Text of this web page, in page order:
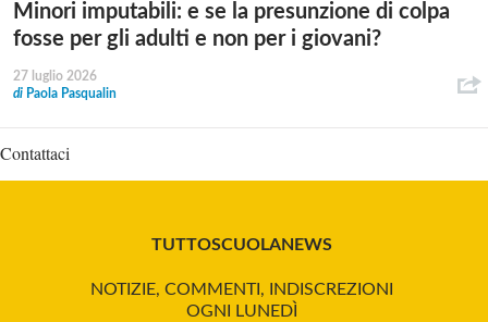
Minori imputabili: e se la presunzione di colpa
fosse per gli adulti e non per i giovani?
27 luglio 2026
di Paola Pasqualin
Contattaci
TUTTOSCUOLANEWS
NOTIZIE, COMMENTI, INDISCREZIONI
OGNI LUNEDÌ